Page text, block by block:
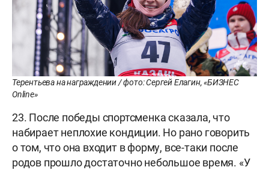
Терентьева на награждении / фото: Сергей Елагин, «БИЗНЕС
Online»
23. После победы спортсменка сказала, что
набирает неплохие кондиции. Но рано говорить
о том, что она входит в форму, все-таки после
родов прошло достаточно небольшое время. «У